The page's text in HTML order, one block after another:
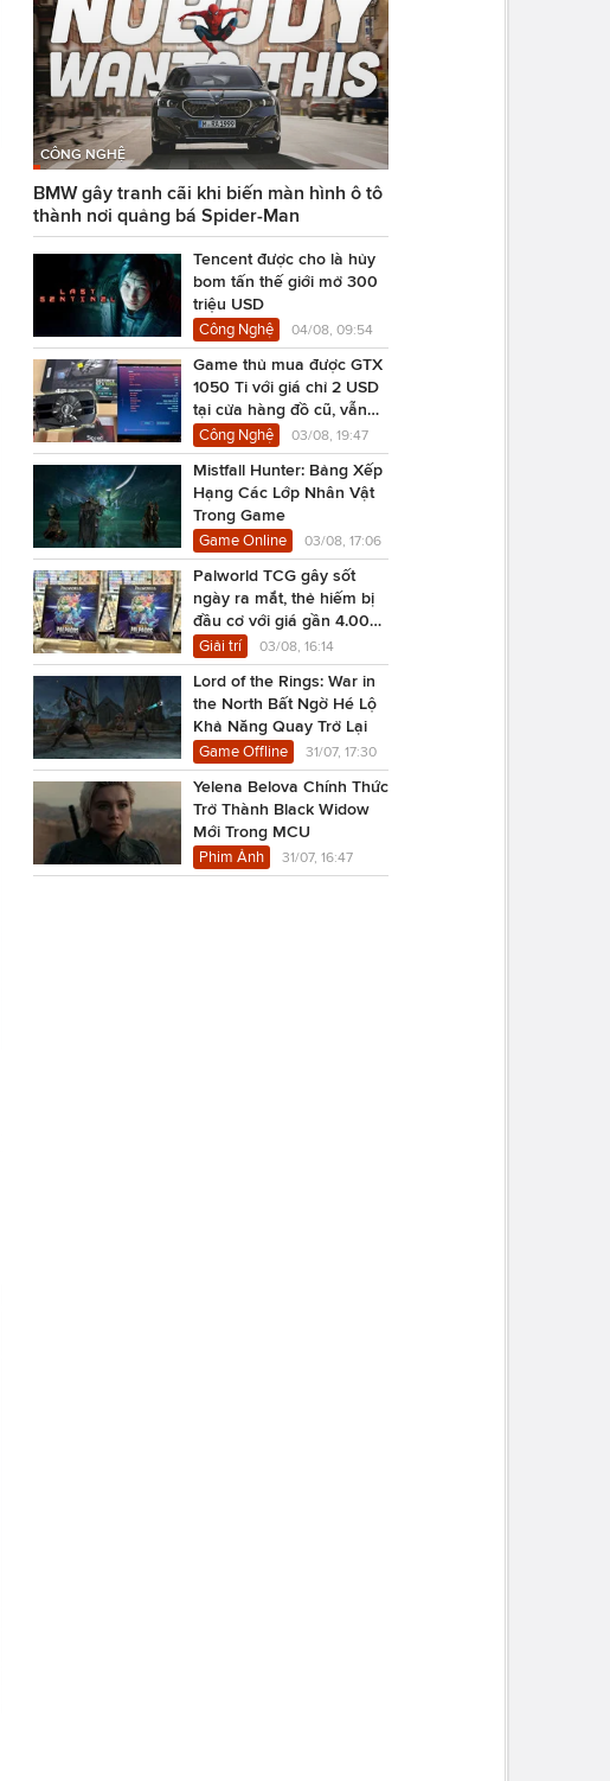
CÔNG NGHỆ
BMW gây tranh cãi khi biến màn hình ô tô
thành nơi quảng bá Spider-Man
Tencent được cho là hủy
bom tấn thế giới mở 300
triệu USD
Công Nghệ 04/08, 09:54
Game thủ mua được GTX
1050 Ti với giá chỉ 2 USD
tại cửa hàng đồ cũ, vẫn
chạy Cyberpunk 2077
Công Nghệ 03/08, 19:47
Mistfall Hunter: Bảng Xếp
Hạng Các Lớp Nhân Vật
Trong Game
Game Online 03/08, 17:06
Palworld TCG gây sốt
ngày ra mắt, thẻ hiếm bị
đầu cơ với giá gần 4.000
USD
Giải trí 03/08, 16:14
Lord of the Rings: War in
the North Bất Ngờ Hé Lộ
Khả Năng Quay Trở Lại
Game Offline 31/07, 17:30
Yelena Belova Chính Thức
Trở Thành Black Widow
Mới Trong MCU
Phim Ảnh 31/07, 16:47